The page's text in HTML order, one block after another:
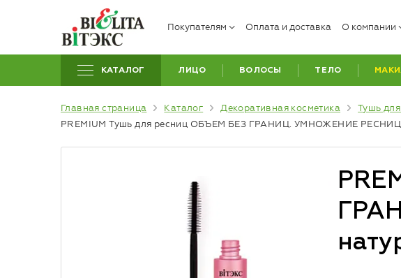
Покупателям Оплата и доставка О компании
КАТАЛОГ ЛИЦО ВОЛОСЫ ТЕЛО
Главная страница Каталог Декоративная косметика
Тушь
PREMIUM Тушь для ресниц ОБЪЕМ БЕЗ ГРАНИЦ. УМНОЖЕНИЕ РЕСНИЦ